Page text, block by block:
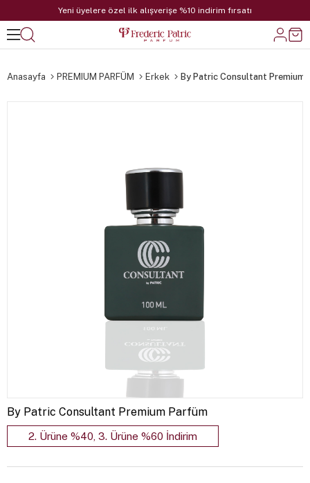
Yeni üyelere özel ilk alışverişe %10 indirim fırsatı
Anasayfa PREMIUM PARFÜM Erkek By Patric Consultant Premium
By Patric Consultant Premium Parfüm
2. Ürüne %40, 3. Ürüne %60 İndirim